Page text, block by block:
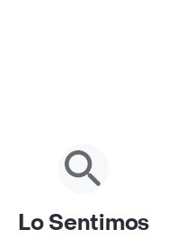
Lo Sentimos